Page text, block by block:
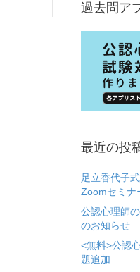
過去問ア
最近の投
足立香代子
Zoomセミナ
公認心理師
のお知らせ
<無料>公認
題追加